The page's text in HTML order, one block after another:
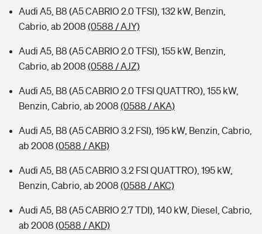
Audi A5, B8 (A5 CABRIO 2.0 TFSI), 132 kW, Benzin,
Cabrio, ab 2008 (0588 / AJY)
Audi A5, B8 (A5 CABRIO 2.0 TFSI), 155 kW, Benzin,
Cabrio, ab 2008 (0588 / AJZ)
Audi A5, B8 (A5 CABRIO 2.0 TFSI QUATTRO), 155 kW,
Benzin, Cabrio, ab 2008 (0588 / AKA)
Audi A5, B8 (A5 CABRIO 3.2 FSI), 195 kW, Benzin, Cabrio,
ab 2008 (0588 / AKB)
Audi A5, B8 (A5 CABRIO 3.2 FSI QUATTRO), 195 kW,
Benzin, Cabrio, ab 2008 (0588 / AKC)
Audi A5, B8 (A5 CABRIO 2.7 TDI), 140 kW, Diesel, Cabrio,
ab 2008 (0588 / AKD)